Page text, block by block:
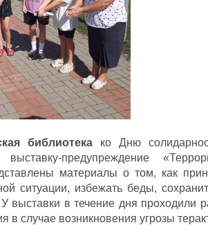
библиотекако Дню
выставку-предупреждение
материалы о том, как
ситуации, избежать беды,
выставки в течение дня проходили
в случае возникновения угрозы